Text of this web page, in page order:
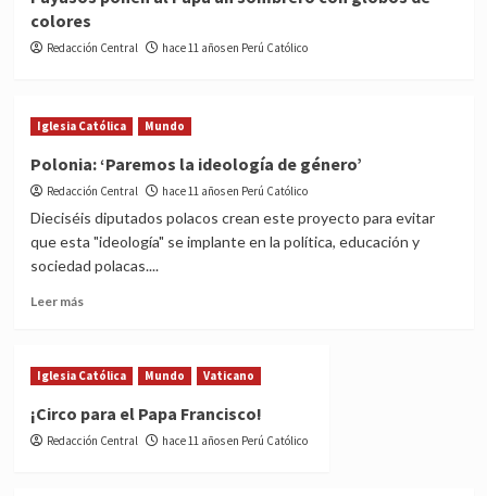
aprueba
el
aborto
colores
Redacción Central hace 11 años en Perú Católico
Iglesia Católica Mundo
Polonia: ‘Paremos la ideología de género’
Redacción Central hace 11 años en Perú Católico
Dieciséis diputados polacos crean este proyecto para evitar
que esta "ideología" se implante en la política, educación y
sociedad polacas....
Leer másRead
‘Paremos
ideología
de
Iglesia Católica Mundo Vaticano
¡Circo para el Papa Francisco!
Redacción Central hace 11 años en Perú Católico